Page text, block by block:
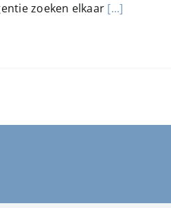
zoeken elkaar [...]